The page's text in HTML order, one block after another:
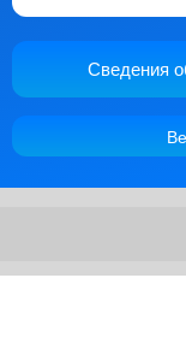
Сведения